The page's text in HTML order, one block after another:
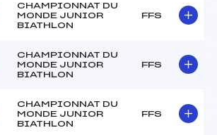
CHAMPIONNAT DU
MONDE JUNIOR
BIATHLON
FFS
CHAMPIONNAT DU
MONDE JUNIOR
BIATHLON
FFS
CHAMPIONNAT DU
MONDE JUNIOR
BIATHLON
FFS